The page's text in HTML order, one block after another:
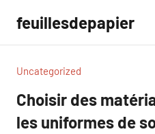
contenu
feuillesdepapier
Uncategorized
Choisir des
les uniformes de